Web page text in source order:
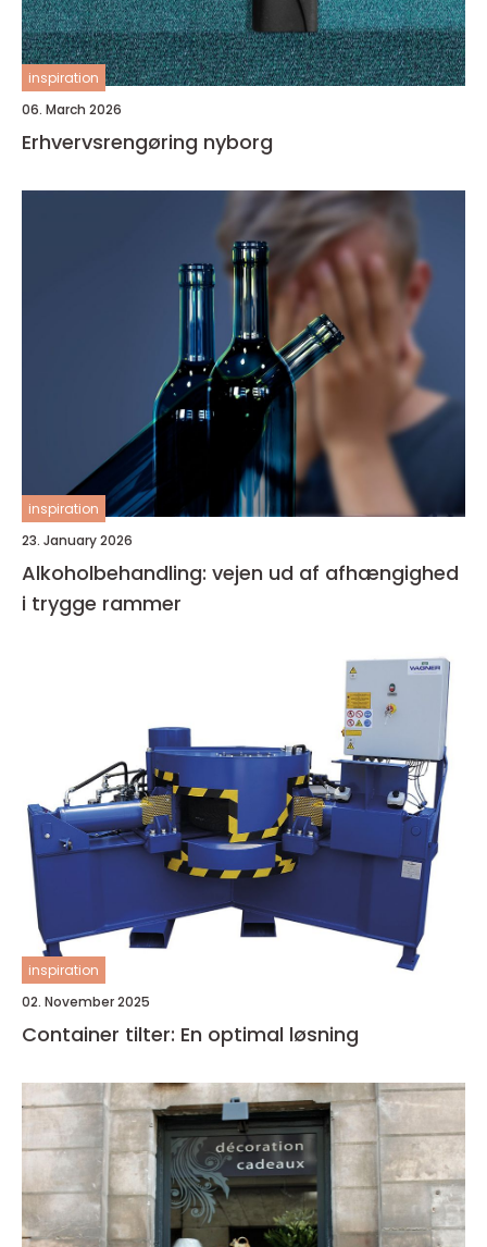
inspiration
06. March 2026
Erhvervsrengøring nyborg
inspiration
23. January 2026
Alkoholbehandling: vejen ud af afhængighed
i trygge rammer
inspiration
02. November 2025
Container tilter: En optimal løsning